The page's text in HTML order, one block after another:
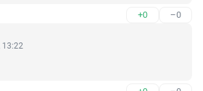
+0 –0
13:22